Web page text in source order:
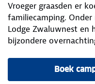
Vroeger graasden er
familiecamping.
Lodge Zwaluwnest en
bijzondere
Boek